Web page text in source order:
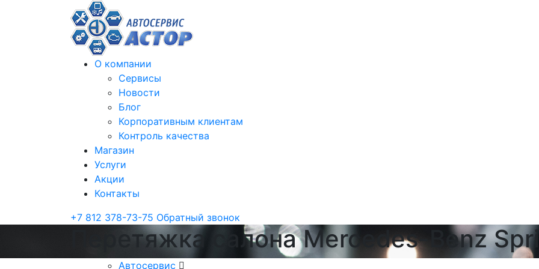
О компании
Сервисы
Новости
Блог
Корпоративным клиентам
Контроль качества
Магазин
Услуги
Акции
Контакты
+7 812 378-73-75 Обратный звонок
Перетяжка салона Mercedes-Benz
Автосервис